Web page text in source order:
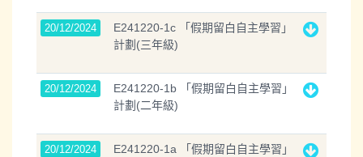
20/12/2024
E241220-1c 「假期留白自主學習」
計劃(三年級)
20/12/2024
E241220-1b 「假期留白自主學習」
計劃(二年級)
20/12/2024
E241220-1a 「假期留白自主學習」